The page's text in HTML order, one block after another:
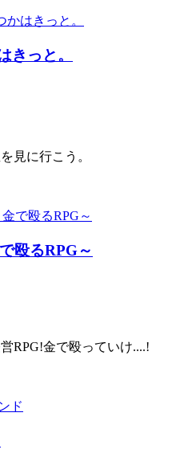
きっと。
見に行こう。
殴るRPG～
RPG!金で殴っていけ....!